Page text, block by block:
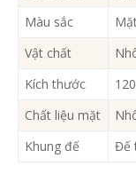
Màu sắc
Vật chất
Kích thước
Chất liệu mặt
Khung đế
Đế